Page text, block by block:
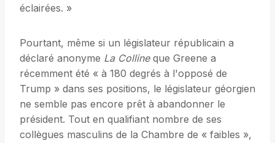
éclairées. »
Pourtant, même si un législateur républicain a
déclaré anonyme La Collineque Greene a
récemment été « à 180 degrés à l'opposé de
Trump » dans ses positions, le législateur géorgien
ne semble pas encore prêt à abandonner le
président. Tout en qualifiant nombre de ses
collègues masculins de la Chambre de « faibles »,